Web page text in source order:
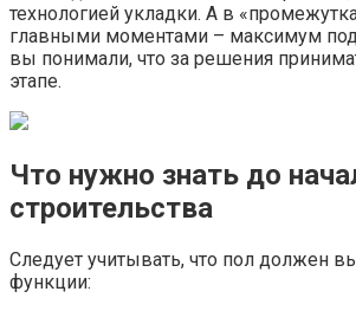
технологией укладки. А в
главными моментами – максимум
вы понимали, что за решения
этапе.
Что нужно знать до
строительства
Следует учитывать, что пол должен
функции: